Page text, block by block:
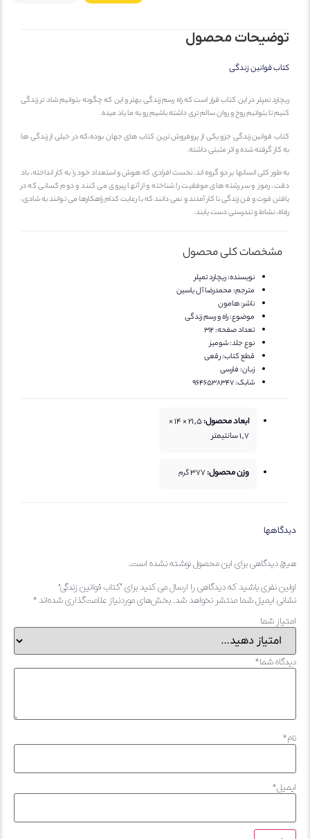
توضیحات محصول
کتاب قوانین زندگی
ریچارد تمپلر در این کتاب قرار است که راه رسم زندگی بهتر و این که چگونه بتوانیم شاد تر زندگی
کنیم تا بتوانیم روح و روان سالم تری داشته باشیم رو به ما یاد میده.
کتاب قوانین زندگی جزو یکی از پروفروش ترین کتاب های جهان بوده،که در خیلی از زندگی ها
به کار گرفته شده و اثر مثبتی داشته.
به طور کلی انسانها بر دو گروه اند. نخست افرادی که هوش و استعداد خود را به کار انداخته، باد
دقت، رموز و سر رشته های موفقیت را شناخته و از آنها پیروی می کنند و دوم کسانی که در
یافتن فوت و فن زندگی نا کار آمدند و نمی دانند که با رعایت کدام راهکارها می توانند به شادی،
رفاه، نشاط و تندرستی دست یابند.
مشخصات کلی محصول
نویسنده:ریچارد تمپلر
مترجم:محمدرضا آل یاسین
ناشر: هامون
موضوع:راه و رسم زندگی
تعداد صفحه:312
نوع جلد:شومیز
قطع کتاب:رقعی
زبان: فارسی
شابک:9646538347
ابعاد محصول:
21,5 × 14 ×
وزن محصول:377گرم
دیدگاهها
هیچ دیدگاهی برای این محصول نوشته نشده است.
اولین نفری باشید که دیدگاهی را ارسال می کنید برای “کتاب قوانین زندگی”
نشانی ایمیل شما منتشر نخواهد شد. بخش‌های موردنیاز علامت‌گذاری شده‌اند*
امتیاز شما
دیدگاه شما*
ایمیل*